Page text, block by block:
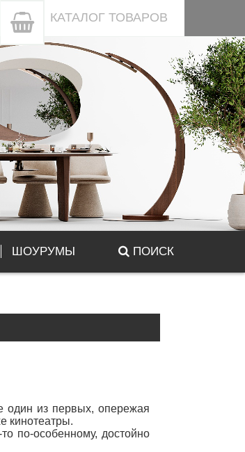
КАТАЛОГ ТОВАРОВ
ШОУРУМЫ ПОИСК
один из первых, опережая
кинотеатры.
по-особенному, достойно